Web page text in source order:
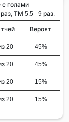
с голами
ТМ 5.5 - 9 раз.
Вероят.
20 45%
20 45%
20 15%
20 15%